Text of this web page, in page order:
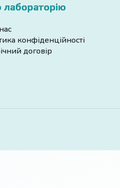
конфіденційності
договір